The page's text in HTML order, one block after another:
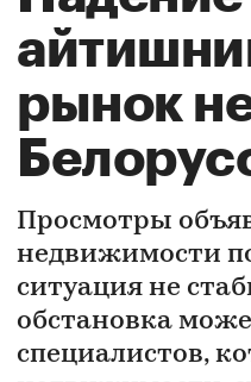
рынок
Просмотры
недвижимости
ситуация не
обстановка
специалистов,